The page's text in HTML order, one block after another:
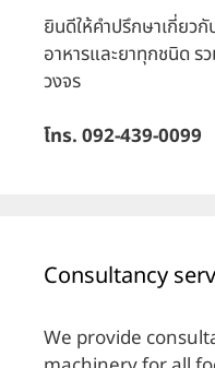
ยินดีให้คำปรึกษาเกี่ยว
อาหารและยาทุกชนิด ร
วงจร
โทร. 092-439-0099
Consultancy
We provide